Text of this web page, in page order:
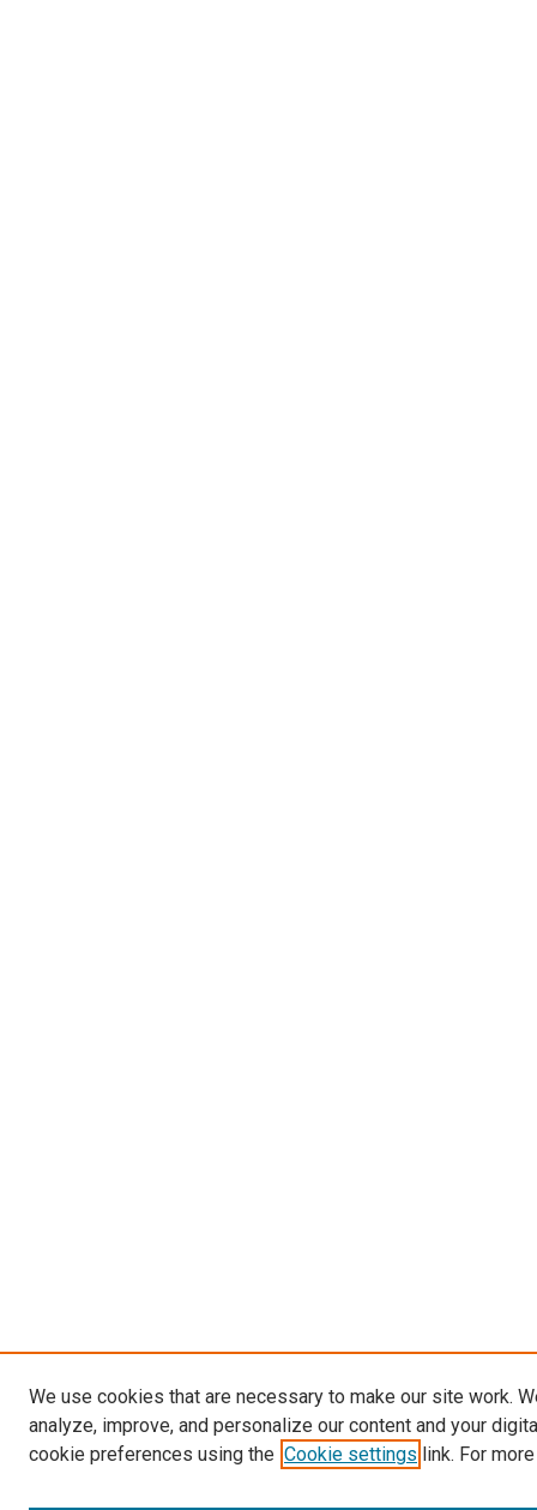
We use cookies that are necessary to make our site work.
analyze, improve, and personalize our content and your
cookie preferences using the Cookie settings link. For